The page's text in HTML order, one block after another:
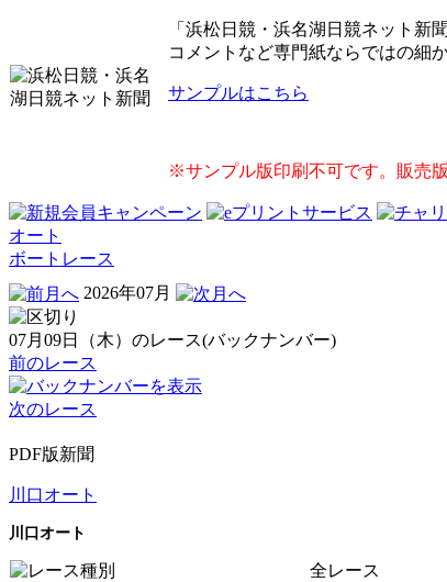
「浜松日競・浜名湖日競ネット
コメントなど専門紙ならではの細
サンプルはこちら
※サンプル版印刷不可です。販売
オート
ボートレース
2026年07月
07月09日（木）のレース(バックナンバー)
前のレース
次のレース
PDF版新聞
川口オート
川口オート
全レース